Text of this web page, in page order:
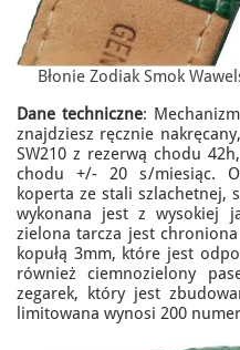
Błonie Zodiak Smok
Dane techniczne:
znajdziesz ręcznie
SW210 z rezerwą chodu
chodu +/- 20 s/miesiąc.
koperta ze stali szlachetnej,
wykonana jest z wysokiej
zielona tarcza jest chroniona
kopułą 3mm, które jest
również ciemnozielony
zegarek, który jest
limitowana wynosi 200